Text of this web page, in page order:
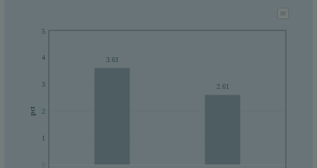
pct
1
2
3
4
5
3.61
2.61